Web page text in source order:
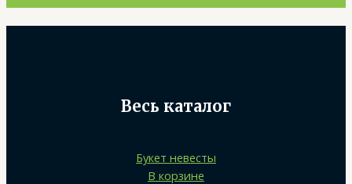
Весь каталог
Букет невесты
В корзине